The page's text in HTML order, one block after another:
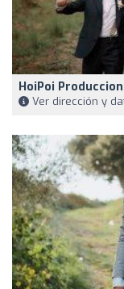
HoiPoi
Ver dirección y